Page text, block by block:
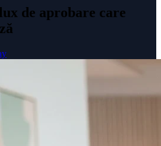
de aprobare care